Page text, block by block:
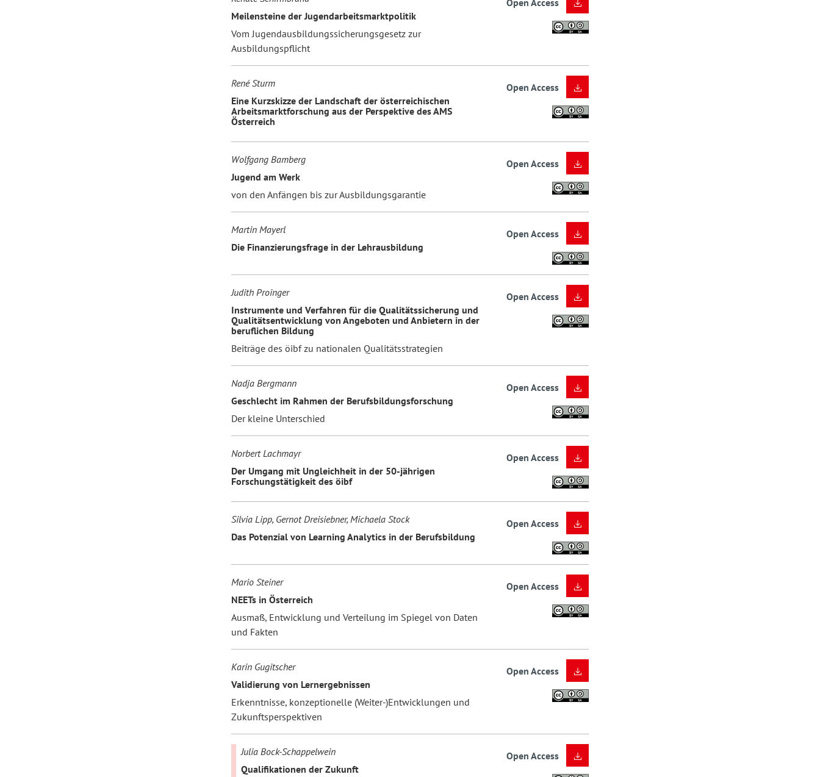
Meilensteine der Jugendarbeitsmarktpolitik
Vom Jugendausbildungssicherungsgesetz zur
Ausbildungspflicht
Open Access
René Sturm
Eine Kurzskizze der Landschaft der österreichischen
Arbeitsmarktforschung aus der Perspektive des AMS
Österreich
Open Access
Wolfgang Bamberg
Jugend am Werk
von den Anfängen bis zur Ausbildungsgarantie
Open Access
Martin Mayerl
Die Finanzierungsfrage in der Lehrausbildung
Open Access
Judith Proinger
Instrumente und Verfahren für die Qualitätssicherung und
Qualitätsentwicklung von Angeboten und Anbietern in der
beruflichen Bildung
Beiträge des öibf zu nationalen Qualitätsstrategien
Open Access
Nadja Bergmann
Geschlecht im Rahmen der Berufsbildungsforschung
Der kleine Unterschied
Open Access
Norbert Lachmayr
Der Umgang mit Ungleichheit in der 50-jährigen
Forschungstätigkeit des öibf
Open Access
Silvia Lipp, Gernot Dreisiebner, Michaela Stock
Das Potenzial von Learning Analytics in der Berufsbildung
Open Access
Mario Steiner
NEETs in Österreich
Ausmaß, Entwicklung und Verteilung im Spiegel von Daten
und Fakten
Open Access
Karin Gugitscher
Validierung von Lernergebnissen
Erkenntnisse, konzeptionelle (Weiter-)Entwicklungen und
Zukunftsperspektiven
Open Access
Julia Bock-Schappelwein
Qualifikationen der Zukunft
Open Access